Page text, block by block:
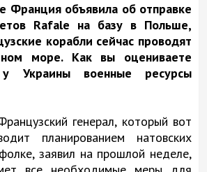
Франция объявила об отправке
Rafale на базу в Польше,
корабли сейчас проводят
море. Как вы оцениваете
Украины военные ресурсы
генерал, который вот
планированием натовских
заявил на прошлой неделе,